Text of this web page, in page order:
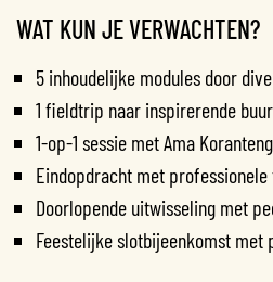
WAT KUN JE VERWACHTEN?
5 inhoudelijke modules door
1 fieldtrip naar inspirerende
1-op-1 sessie met Ama
Eindopdracht met professionele
Doorlopende uitwisseling met
Feestelijke slotbijeenkomst met